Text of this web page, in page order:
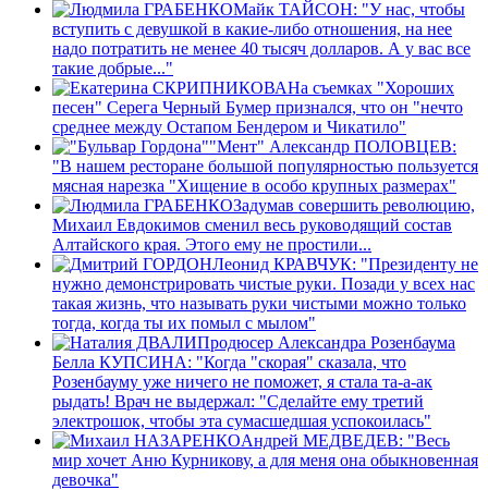
Майк ТАЙСОН: "У нас, чтобы
вступить с девушкой в какие-либо отношения, на нее
надо потратить не менее 40 тысяч долларов. А у вас все
такие добрые..."
На съемках "Хороших
песен" Серега Черный Бумер признался, что он "нечто
среднее между Остапом Бендером и Чикатило"
"Мент" Александр ПОЛОВЦЕВ:
"В нашем ресторане большой популярностью пользуется
мясная нарезка "Хищение в особо крупных размерах"
Задумав совершить революцию,
Михаил Евдокимов сменил весь руководящий состав
Алтайского края. Этого ему не простили...
Леонид КРАВЧУК: "Президенту не
нужно демонстрировать чистые руки. Позади у всех нас
такая жизнь, что называть руки чистыми можно только
тогда, когда ты их помыл с мылом"
Продюсер Александра Розенбаума
Белла КУПСИНА: "Когда "скорая" сказала, что
Розенбауму уже ничего не поможет, я стала та-а-ак
рыдать! Врач не выдержал: "Сделайте ему третий
электрошок, чтобы эта сумасшедшая успокоилась"
Андрей МЕДВЕДЕВ: "Весь
мир хочет Аню Курникову, а для меня она обыкновенная
девочка"